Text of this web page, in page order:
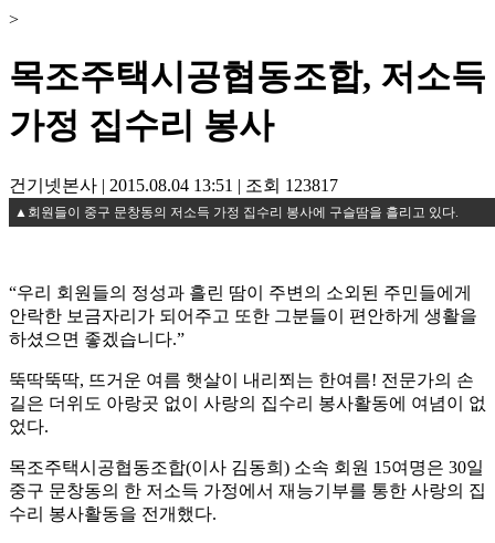
>
목조주택시공협동조합, 저소득
가정 집수리 봉사
건기넷본사 | 2015.08.04 13:51 | 조회 123817
▲회원들이 중구 문창동의 저소득 가정 집수리 봉사에 구슬땀을 흘리고 있다.
“우리 회원들의 정성과 흘린 땀이 주변의 소외된 주민들에게
안락한 보금자리가 되어주고 또한 그분들이 편안하게 생활을
하셨으면 좋겠습니다.”
뚝딱뚝딱, 뜨거운 여름 햇살이 내리쬐는 한여름! 전문가의 손
길은 더위도 아랑곳 없이 사랑의 집수리 봉사활동에 여념이 없
었다.
목조주택시공협동조합(이사 김동희) 소속 회원 15여명은 30일
중구 문창동의 한 저소득 가정에서 재능기부를 통한 사랑의 집
수리 봉사활동을 전개했다.